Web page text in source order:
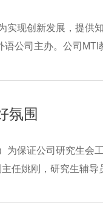
实现创新发展，提供
语公司主办。公司
氛围
为保证公司研究生会
任姚刚，研究生辅